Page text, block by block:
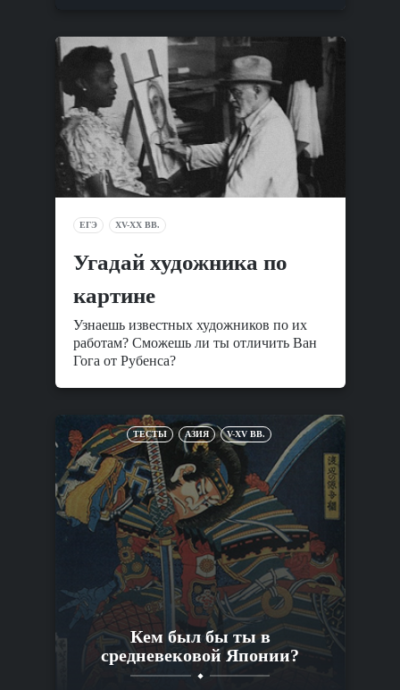
ЕГЭ XV-XX ВВ.
Угадай художника по
картине
Узнаешь известных художников по их
работам? Сможешь ли ты отличить Ван
Гога от Рубенса?
ТЕСТЫ АЗИЯ V-XV ВВ.
Кем был бы ты в
средневековой Японии?